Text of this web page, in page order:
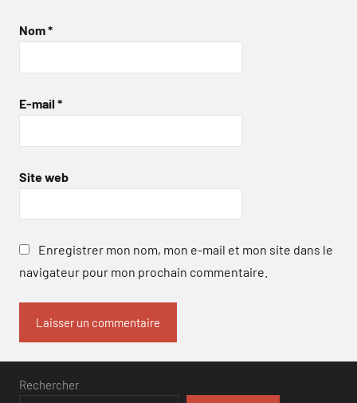
Nom*
E-mail *
Site web
Enregistrer mon nom, mon e-mail et mon site dans le
navigateur pour mon prochain commentaire.
Rechercher